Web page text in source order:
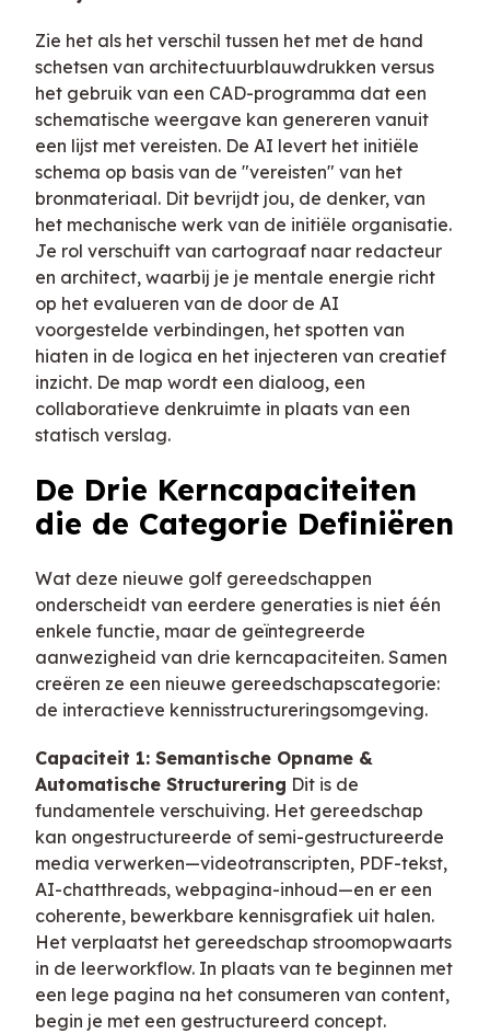
Zie het als het verschil tussen het met de hand
schetsen van architectuurblauwdrukken versus
het gebruik van een CAD-programma dat een
schematische weergave kan genereren vanuit
een lijst met vereisten. De AI levert het initiële
schema op basis van de "vereisten" van het
bronmateriaal. Dit bevrijdt jou, de denker, van
het mechanische werk van de initiële organisatie.
Je rol verschuift van cartograaf naar redacteur
en architect, waarbij je je mentale energie richt
op het evalueren van de door de AI
voorgestelde verbindingen, het spotten van
hiaten in de logica en het injecteren van creatief
inzicht. De map wordt een dialoog, een
collaboratieve denkruimte in plaats van een
statisch verslag.
De Drie Kerncapaciteiten
die de Categorie Definiëren
Wat deze nieuwe golf gereedschappen
onderscheidt van eerdere generaties is niet één
enkele functie, maar de geïntegreerde
aanwezigheid van drie kerncapaciteiten. Samen
creëren ze een nieuwe gereedschapscategorie:
de interactieve kennisstructureringsomgeving.
Capaciteit 1: Semantische Opname &
Automatische Structurering Dit is de
fundamentele verschuiving. Het gereedschap
kan ongestructureerde of semi-gestructureerde
media verwerken—videotranscripten, PDF-tekst,
AI-chatthreads, webpagina-inhoud—en er een
coherente, bewerkbare kennisgrafiek uit halen.
Het verplaatst het gereedschap stroomopwaarts
in de leerworkflow. In plaats van te beginnen met
een lege pagina na het consumeren van content,
begin je met een gestructureerd concept.